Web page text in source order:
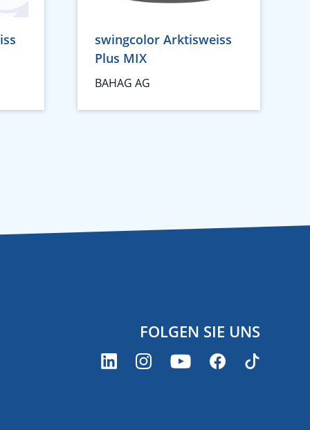
swingcolor Arktisweiss
Plus MIX
BAHAG AG
FOLGEN SIE UNS